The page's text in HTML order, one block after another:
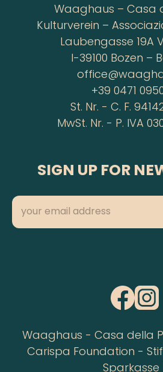
Waaghaus – Casa
Kulturverein –
Laubengasse 19A
I-39100 Bozen –
+39 0471
St. Nr. - C. F.
MwSt. Nr. - P. IVA
SIGN UP FOR
Waaghaus - Casa della
Carispa Foundation -